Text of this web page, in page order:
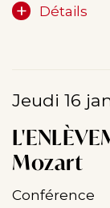
Détails
Jeudi 16
Mozart
Conférence